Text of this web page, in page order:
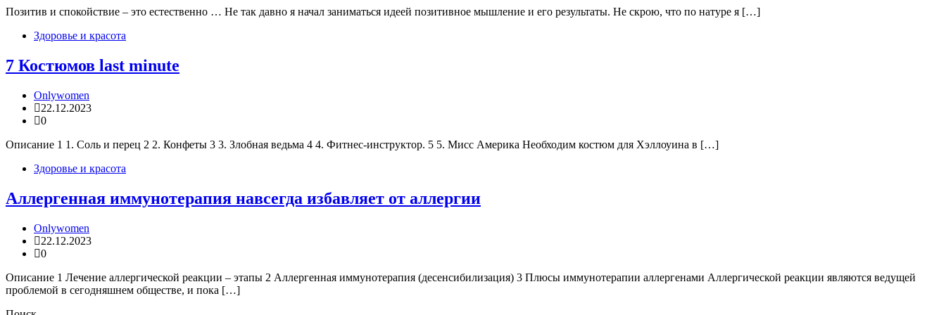
Позитив и спокойствие – это естественно … Не так давно я начал заниматься идеей позитивное мышление и его результаты. Не скрою, что по натуре я […]
Здоровье и красота
7 Костюмов last minute
Onlywomen
22.12.2023
0
Описание 1 1. Соль и перец 2 2. Конфеты 3 3. Злобная ведьма 4 4. Фитнес-инструктор. 5 5. Мисс Америка Необходим костюм для Хэллоуина в […]
Здоровье и красота
Аллергенная иммунотерапия навсегда избавляет от аллергии
Onlywomen
22.12.2023
0
Описание 1 Лечение аллергической реакции – этапы 2 Аллергенная иммунотерапия (десенсибилизация) 3 Плюсы иммунотерапии аллергенами Аллергической реакции являются ведущей
проблемой в сегодняшнем обществе, и пока […]